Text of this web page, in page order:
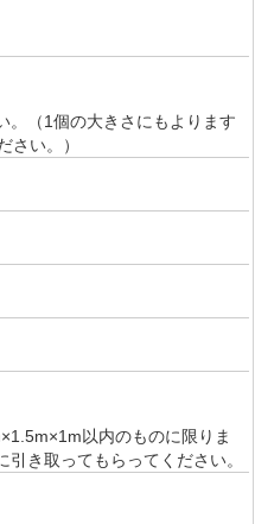
。（1個の大きさにもよります
さい。）
以内のものに限りま
き取ってもらってください。